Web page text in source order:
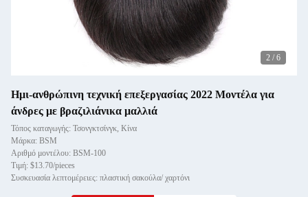
2 / 6
Ημι-ανθρώπινη τεχνική επεξεργασίας 2022 Μοντέλα για
άνδρες με βραζιλιάνικα μαλλιά
Τόπος καταγωγής: Τσονγκτσίνγκ, Κίνα
Μάρκα: BSM
Αριθμό μοντέλου: BSM-100
Τιμή: $13.70/pieces
Συσκευασία λεπτομέρειες: πλαστική σακούλα/ χαρτόνι